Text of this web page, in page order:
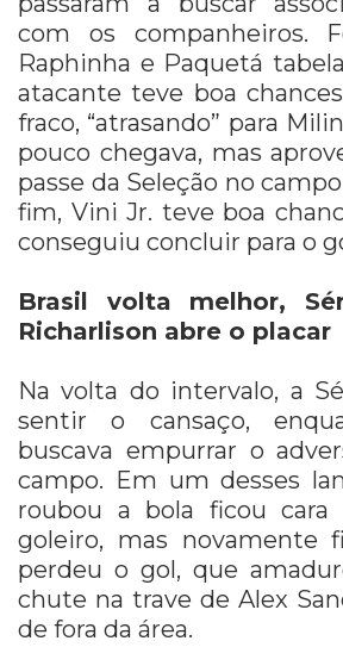
com os companheiros.
Raphinha e Paquetá
atacante teve boa
fraco, “atrasando” para
pouco chegava, mas
passe da Seleção no
fim, Vini Jr. teve boa
conseguiu concluir para o
Brasil volta melhor,
Richarlison abre o placar
Na volta do intervalo, a
sentir o cansaço,
buscava empurrar o
campo. Em um desses
roubou a bola ficou
goleiro, mas novamente
perdeu o gol, que
chute na trave de Alex
de fora da área.